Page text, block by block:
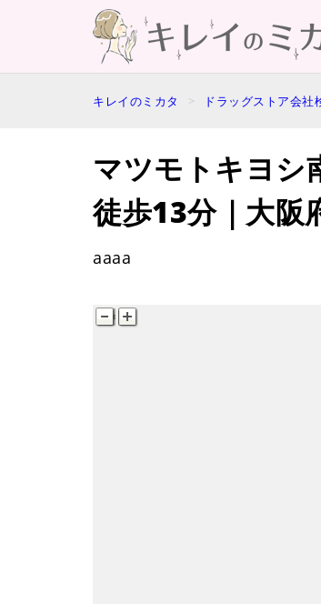
キレイのミカタ ドラッグストア会社
マツモトキヨシ
徒歩13分｜大阪
aaaa